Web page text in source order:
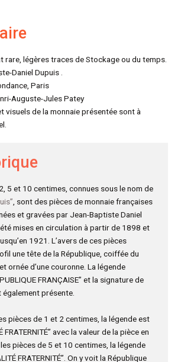
rare, légères traces de Stockage ou du temps.
Daniel Dupuis .
Paris
Auguste-Jules Patey
visuels de la monnaie présentée sont à
5 et 10 centimes, connues sous le nom de
, sont des pièces de monnaie françaises
et gravées par Jean-Baptiste Daniel
mises en circulation à partir de 1898 et
1921. L’avers de ces pièces
une tête de la République, coiffée du
ornée d’une couronne. La légende
FRANÇAISE” et la signature de
également présente.
pièces de 1 et 2 centimes, la légende est
FRATERNITÉ” avec la valeur de la pièce en
pièces de 5 et 10 centimes, la légende
FRATERNITÉ”. On y voit la République